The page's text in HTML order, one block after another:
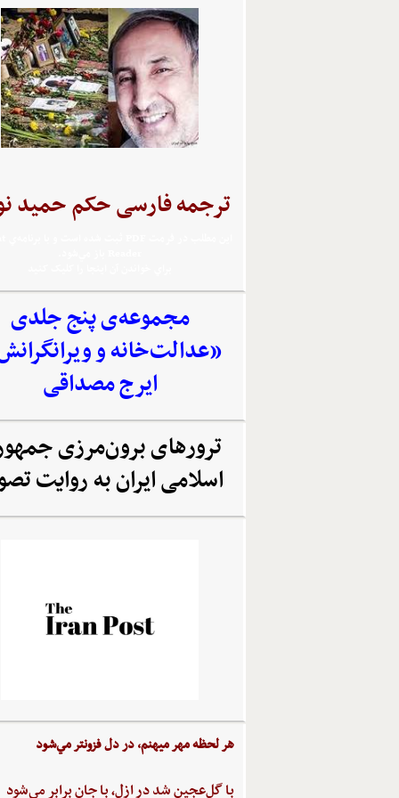
ترجمه فارسی حکم حمید
مجموعه‌‌ی پنج جلدی
«عدالت‌خانه و
ایرج مصداقی
ترورهای برون‌مرزی
اسلامی ایران به روایت
هر لحظه‌ مهر ميهنم،‌ در دل‌ فزونتر مي‌شود
با گل‌عجين‌ شد در ازل،‌ با جان‌ برابر مي‌شود